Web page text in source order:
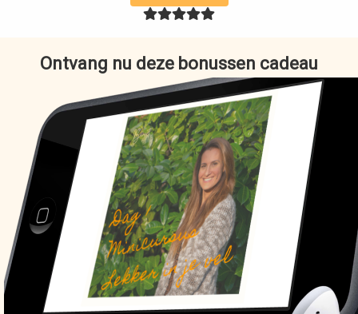
Ontvang nu deze bonussen cadeau